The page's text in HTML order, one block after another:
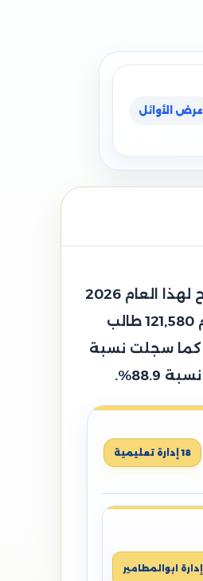
عرض الأوائل
قامت محافظة البحيرة الدكتورة جاكلين عازر محافظ البحيرة باعتماد نتيجة الشهادة الإعدادية العامة، وقد جاءت نسبة النجاح لهذا العام 2026
حوالي 72.09%، وجاءت هذه النتيجة مرضية جدًا وهي أعلى من نسبة النجاح بالعام الماضي، وقد تقدم لامتحانات هذا العام 121,580 طالب
الإعدادية، كما سجلت نسبة
18 إدارة تعليمية
ابوالمطامير